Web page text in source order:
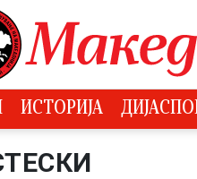
ИСТОРИЈА